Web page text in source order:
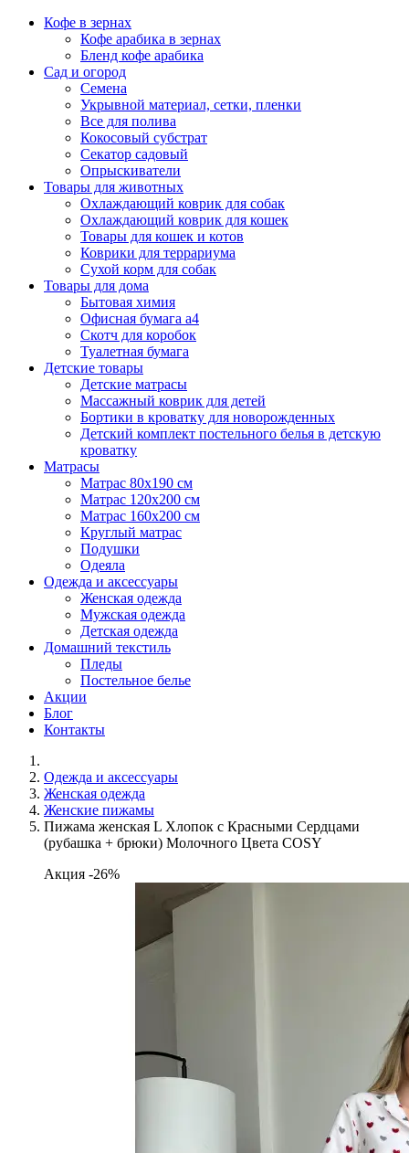
Кофе в зернах
Кофе арабика в зернах
Бленд кофе арабика
Сад и огород
Семена
Укрывной материал, сетки, пленки
Все для полива
Кокосовый субстрат
Секатор садовый
Опрыскиватели
Товары для животных
Охлаждающий коврик для собак
Охлаждающий коврик для кошек
Товары для кошек и котов
Коврики для террариума
Сухой корм для собак
Товары для дома
Бытовая химия
Офисная бумага а4
Скотч для коробок
Туалетная бумага
Детские товары
Детские матрасы
Массажный коврик для детей
Бортики в кроватку для новорожденных
Детский комплект постельного белья в детскую
кроватку
Матрасы
Матрас 80х190 см
Матраc 120х200 см
Матрас 160х200 см
Круглый матрас
Подушки
Одеяла
Одежда и аксессуары
Женская одежда
Мужская одежда
Детская одежда
Домашний текстиль
Пледы
Постельное белье
Акции
Блог
Контакты
Одежда и аксессуары
Женская одежда
Женские пижамы
Пижама женская L Хлопок с Красными Сердцами
(рубашка + брюки) Молочного Цвета COSY
Акция -26%